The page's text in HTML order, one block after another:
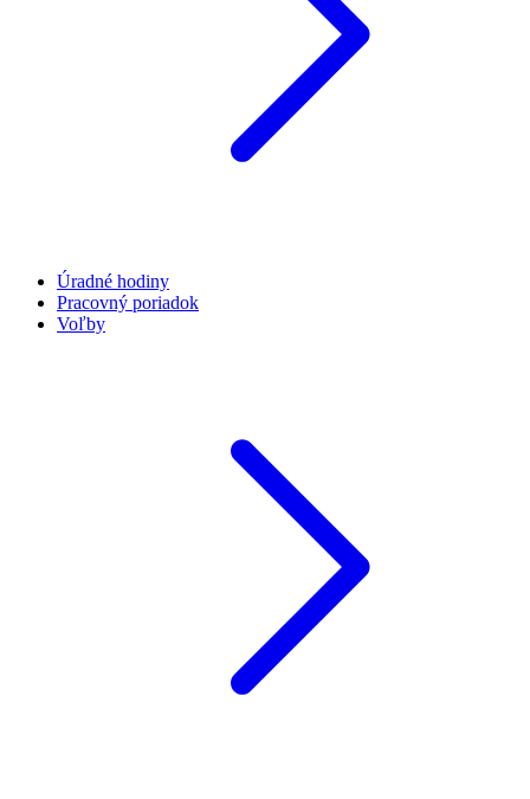
Úradné hodiny
Pracovný poriadok
Voľby